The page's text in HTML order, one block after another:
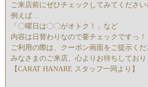
ご来店前にぜひチェックしてみてください
例えば…
「〇曜日は〇〇がオトク！」など
内容は日替わりなので要チェックですっ！
ご利用の際は、クーポン画面をご提示くだ
みなさまのご来店、心よりお待ちしており
【CARAT HANARE スタッフ一同より】